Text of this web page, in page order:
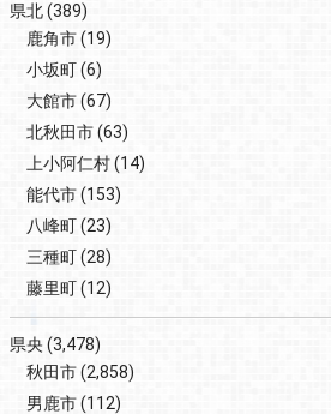
県北(389)
鹿角市(19)
小坂町(6)
大館市(67)
北秋田市(63)
上小阿仁村(14)
能代市(153)
八峰町(23)
三種町(28)
藤里町(12)
県央(3,478)
秋田市(2,858)
男鹿市(112)